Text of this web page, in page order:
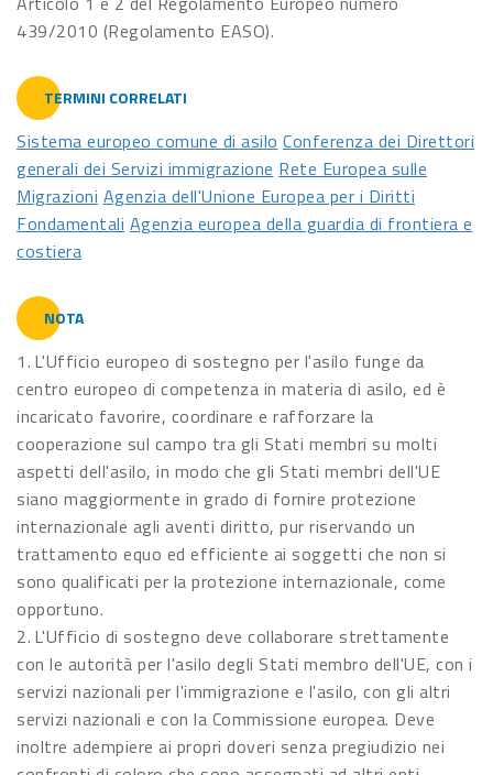
439/2010 (Regolamento EASO).
TERMINI CORRELATI
Sistema europeo comune di asilo Conferenza dei Direttori
generali dei Servizi immigrazione Rete Europea sulle
Migrazioni Agenzia dell'Unione Europea per i Diritti
Fondamentali Agenzia europea della guardia di frontiera e
costiera
NOTA
1. L'Ufficio europeo di sostegno per l'asilo funge da
centro europeo di competenza in materia di asilo, ed è
incaricato favorire, coordinare e rafforzare la
cooperazione sul campo tra gli Stati membri su molti
aspetti dell'asilo, in modo che gli Stati membri dell'UE
siano maggiormente in grado di fornire protezione
internazionale agli aventi diritto, pur riservando un
trattamento equo ed efficiente ai soggetti che non si
sono qualificati per la protezione internazionale, come
opportuno.
2. L'Ufficio di sostegno deve collaborare strettamente
con le autorità per l'asilo degli Stati membro dell'UE, con i
servizi nazionali per l'immigrazione e l'asilo, con gli altri
servizi nazionali e con la Commissione europea. Deve
inoltre adempiere ai propri doveri senza pregiudizio nei